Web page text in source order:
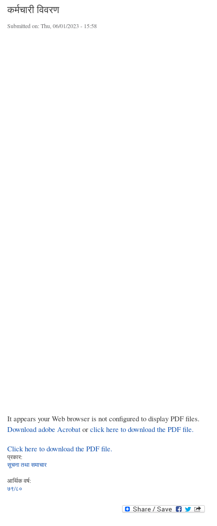
कर्मचारी विवरण
Submitted on:Thu, 06/01/2023 - 15:58
It appears your Web browser is not configured to display PDF files.
Download adobe Acrobat or click here to download the PDF file.
Click here to download the PDF file.
प्रकार:
सूचना तथा समाचार
आर्थिक वर्ष:
७९/८०